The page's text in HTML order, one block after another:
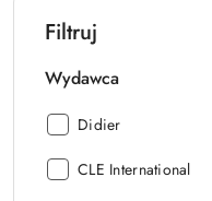
Filtruj
Wydawca
Wydawca:
Didier
Wydawca:
CLE International